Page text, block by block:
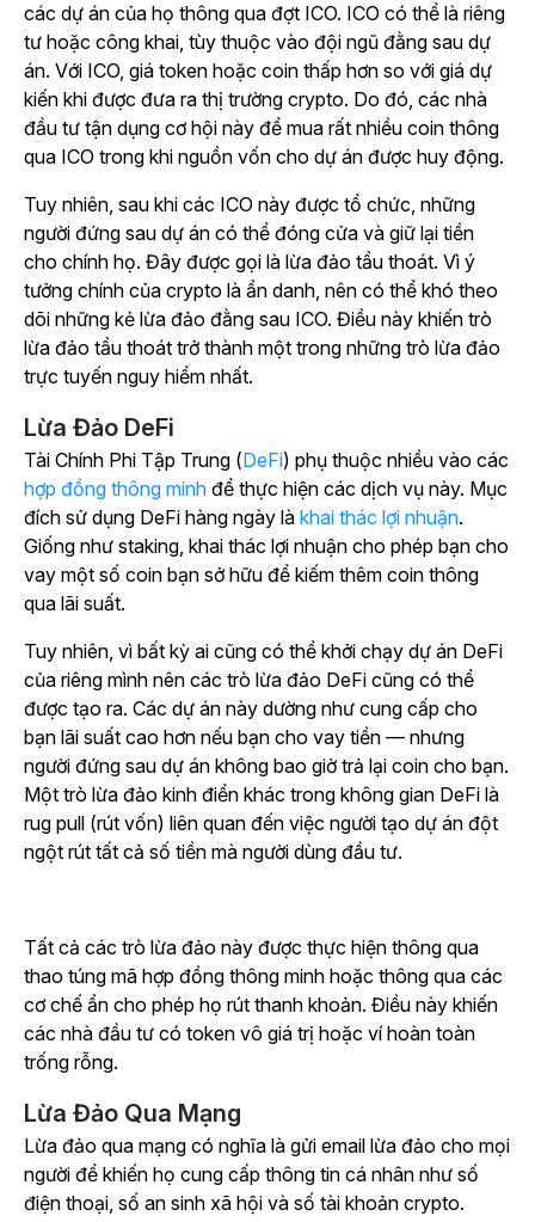
các dự án của họ thông qua đợt ICO. ICO có thể là riêng
tư hoặc công khai, tùy thuộc vào đội ngũ đằng sau dự
án. Với ICO, giá token hoặc coin thấp hơn so với giá dự
kiến khi được đưa ra thị trường crypto. Do đó, các nhà
đầu tư tận dụng cơ hội này để mua rất nhiều coin thông
qua ICO trong khi nguồn vốn cho dự án được huy động.
Tuy nhiên, sau khi các ICO này được tổ chức, những
người đứng sau dự án có thể đóng cửa và giữ lại tiền
cho chính họ. Đây được gọi là lừa đảo tẩu thoát. Vì ý
tưởng chính của crypto là ẩn danh, nên có thể khó theo
dõi những kẻ lừa đảo đằng sau ICO. Điều này khiến trò
lừa đảo tẩu thoát trở thành một trong những trò lừa đảo
trực tuyến nguy hiểm nhất.
Lừa Đảo DeFi
Tài Chính Phi Tập Trung (DeFi) phụ thuộc nhiều vào các
hợp đồng thông minh để thực hiện các dịch vụ này. Mục
đích sử dụng DeFi hàng ngày là khai thác lợi nhuận.
Giống như staking, khai thác lợi nhuận cho phép bạn cho
vay một số coin bạn sở hữu để kiếm thêm coin thông
qua lãi suất.
Tuy nhiên, vì bất kỳ ai cũng có thể khởi chạy dự án DeFi
của riêng mình nên các trò lừa đảo DeFi cũng có thể
được tạo ra. Các dự án này dường như cung cấp cho
bạn lãi suất cao hơn nếu bạn cho vay tiền — nhưng
người đứng sau dự án không bao giờ trả lại coin cho bạn.
Một trò lừa đảo kinh điển khác trong không gian DeFi là
rug pull (rút vốn) liên quan đến việc người tạo dự án đột
ngột rút tất cả số tiền mà người dùng đầu tư.
Tất cả các trò lừa đảo này được thực hiện thông qua
thao túng mã hợp đồng thông minh hoặc thông qua các
cơ chế ẩn cho phép họ rút thanh khoản. Điều này khiến
các nhà đầu tư có token vô giá trị hoặc ví hoàn toàn
trống rỗng.
Lừa Đảo Qua Mạng
Lừa đảo qua mạng có nghĩa là gửi email lừa đảo cho mọi
người để khiến họ cung cấp thông tin cá nhân như số
điện thoại, số an sinh xã hội và số tài khoản crypto.